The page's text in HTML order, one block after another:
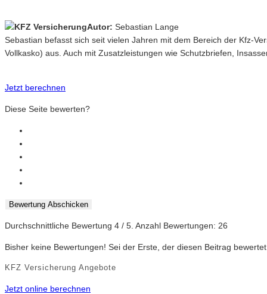
Autor: Sebastian Lange
Sebastian befasst sich seit vielen Jahren mit dem Bereich der Kfz-
Vollkasko) aus. Auch mit Zusatzleistungen wie Schutzbriefen,
Jetzt berechnen
Diese Seite bewerten?
Bewertung Abschicken
Durchschnittliche Bewertung 4 / 5. Anzahl Bewertungen: 26
Bisher keine Bewertungen! Sei der Erste, der diesen Beitrag
KFZ Versicherung Angebote
Jetzt online berechnen